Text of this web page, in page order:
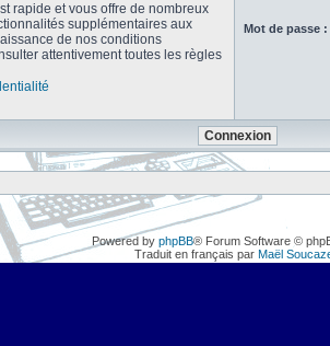
rapide et vous offre de nombreux
supplémentaires aux
de nos conditions
attentivement toutes les règles
Mot de passe :
Powered by phpBB® Forum Software ©
Traduit en français par Maël